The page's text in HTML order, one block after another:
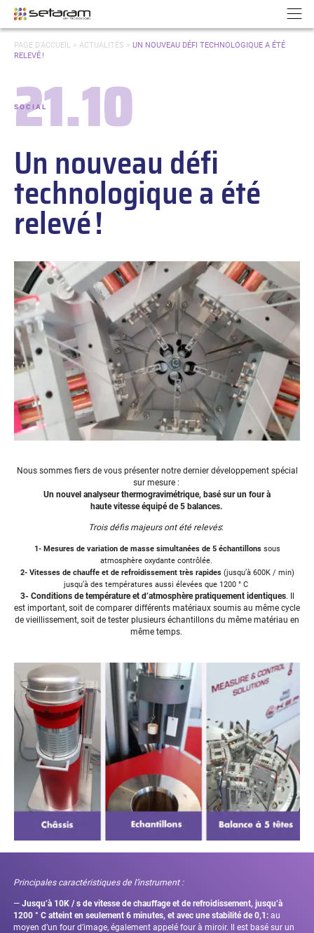
Aller au contenu
VOUS
ÊTES
PAGE D'ACCUEIL> ACTUALITÉS > UN NOUVEAU DÉFI TECHNOLOGIQUE A ÉTÉ
RELEVÉ !
Un nouveau défi
technologique a été
relevé !
Date :
21.10
SOCIAL
Nous sommes fiers de vous présenter notre dernier développement spécial
sur mesure :
Un nouvel analyseur thermogravimétrique, basé sur un four à
hautevitesseéquipé de 5 balances.
Trois défis majeurs ont été relevés:
1- Mesures de variation de masse simultanées de 5 échantillonssous
atmosphère oxydante contrôlée.
2- Vitesses de chauffe et de refroidissement très rapides(jusqu’à 600K / min)
jusqu’à des températures aussi élevées que 1200 ° C
3- Conditions de température et d’atmosphère pratiquement identiques.
est important, soit de comparer différents matériaux soumis au même cycle
de vieillissement, soit de tester plusieurs échantillons du même matériau en
même temps.
Principales caractéristiques de l’instrument :
—Jusqu’à 10K / s de vitesse de chauffage et de refroidissement, jusqu’à
1200 ° C atteint en seulement 6 minutes, et avec une stabilité de 0,1: au
moyen d’un four d’image, également appelé four à miroir. Il est basé sur un
Panneau de gestion des cookies